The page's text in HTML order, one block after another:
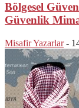
Bölgesel
Güvenlik
Misafir Yazarlar -